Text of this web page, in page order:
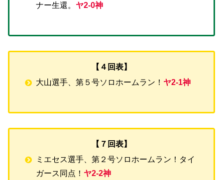
ナー生還。 ヤ2-0神
【４回表】
大山選手、第５号ソロホームラン！ ヤ2-1神
【７回表】
ミエセス選手、第２号ソロホームラン！タイ
ガース同点！ ヤ2-2神